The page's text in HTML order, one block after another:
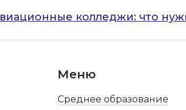
колледжи: что
Меню
Среднее образование